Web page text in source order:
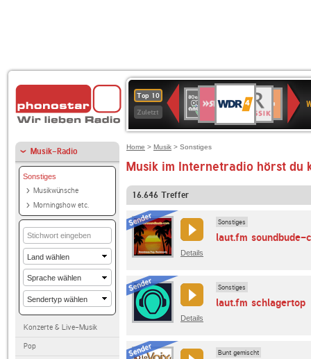
Top 10
Zuletzt
Deutschlandfunk
80er
90er
OLDIE
ANTENNE
4
KLASSIK
Kultur
Kultur
2
Musik-Radio
Sonstiges
Musikwünsche
Morningshow etc.
Konzerte & Live-Musik
Pop
Home > Musik > Sonstiges
Musik im Internetradio hörst du
16.646 Treffer
Details
Sonstiges
laut.fm soundbude-
Details
Sonstiges
laut.fm schlagertop
Bunt gemischt